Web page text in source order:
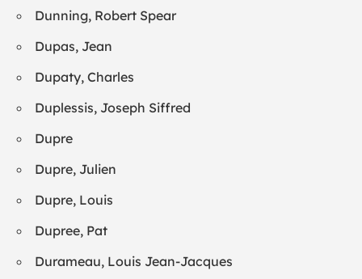
Dunning, Robert Spear
Dupas, Jean
Dupaty, Charles
Duplessis, Joseph Siffred
Dupre
Dupre, Julien
Dupre, Louis
Dupree, Pat
Durameau, Louis Jean-Jacques